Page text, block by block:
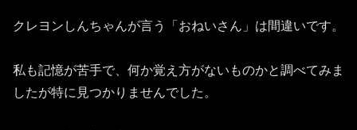
クレヨンしんちゃんが言う「おねいさん」は間違いです。
私も記憶が苦手で、何か覚え方がないものかと調べてみま
したが特に見つかりませんでした。